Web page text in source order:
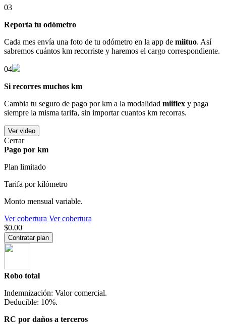
03
Reporta tu odómetro
Cada mes envía una foto de tu odómetro en la app de miituo. Así
sabremos cuántos km recorriste y haremos el cargo correspondiente.
04
Si recorres muchos km
Cambia tu seguro de pago por km a la modalidad miiflex y paga
siempre la misma tarifa, sin importar cuantos km recorras.
Ver video
Cerrar
Pago por km
Plan limitado
Tarifa por kilómetro
Monto mensual variable.
Ver cobertura Ver cobertura
$0.00
Contratar plan
Robo total
Indemnización: Valor comercial.
Deducible: 10%.
RC por daños a terceros